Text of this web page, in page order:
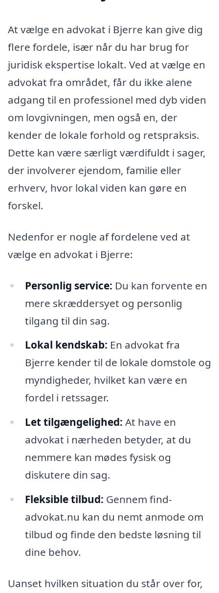
At vælge en advokat i Bjerre kan give dig
flere fordele, især når du har brug for
juridisk ekspertise lokalt. Ved at vælge en
advokat fra området, får du ikke alene
adgang til en professionel med dyb viden
om lovgivningen, men også en, der
kender de lokale forhold og retspraksis.
Dette kan være særligt værdifuldt i sager,
der involverer ejendom, familie eller
erhverv, hvor lokal viden kan gøre en
forskel.
Nedenfor er nogle af fordelene ved at
vælge en advokat i Bjerre:
Personlig service: Du kan forvente en
mere skræddersyet og personlig
tilgang til din sag.
Lokal kendskab: En advokat fra
Bjerre kender til de lokale domstole og
myndigheder, hvilket kan være en
fordel i retssager.
Let tilgængelighed: At have en
advokat i nærheden betyder, at du
nemmere kan mødes fysisk og
diskutere din sag.
Fleksible tilbud: Gennem find-
advokat.nu kan du nemt anmode om
tilbud og finde den bedste løsning til
dine behov.
Uanset hvilken situation du står over for,